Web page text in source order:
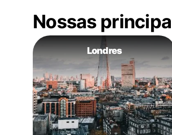
Nossas
Londres